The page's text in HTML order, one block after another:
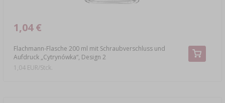
Flachmann-Flasche 200 ml mit Schraubverschluss und
Aufdruck „Cytrynówka“, Design 2
1,04 €
1,04 EUR/Stck.